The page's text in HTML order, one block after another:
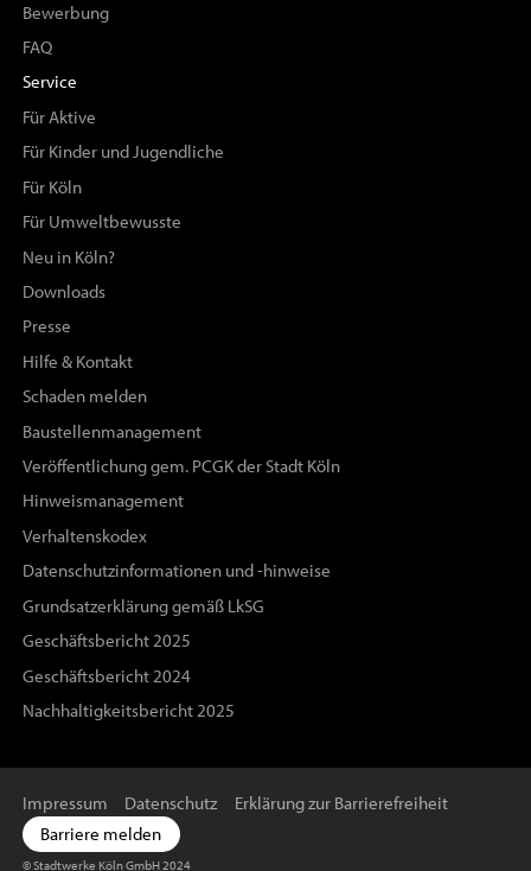
Bewerbung
FAQ
Service
Für Aktive
Für Kinder und Jugendliche
Für Köln
Für Umweltbewusste
Neu in Köln?
Downloads
Presse
Hilfe & Kontakt
Schaden melden
Baustellenmanagement
Veröffentlichung gem. PCGK der Stadt Köln
Hinweismanagement
Verhaltenskodex
Datenschutzinformationen und -hinweise
Grundsatzerklärung gemäß LkSG
Geschäftsbericht 2025
Geschäftsbericht 2024
Nachhaltigkeitsbericht 2025
© Stadtwerke Köln GmbH 2024
Impressum Datenschutz
Erklärung zur Barrierefreiheit
Barriere melden